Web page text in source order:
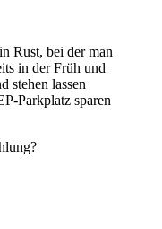
Rust, bei der man
in der Früh und
stehen lassen
Parkplatz sparen